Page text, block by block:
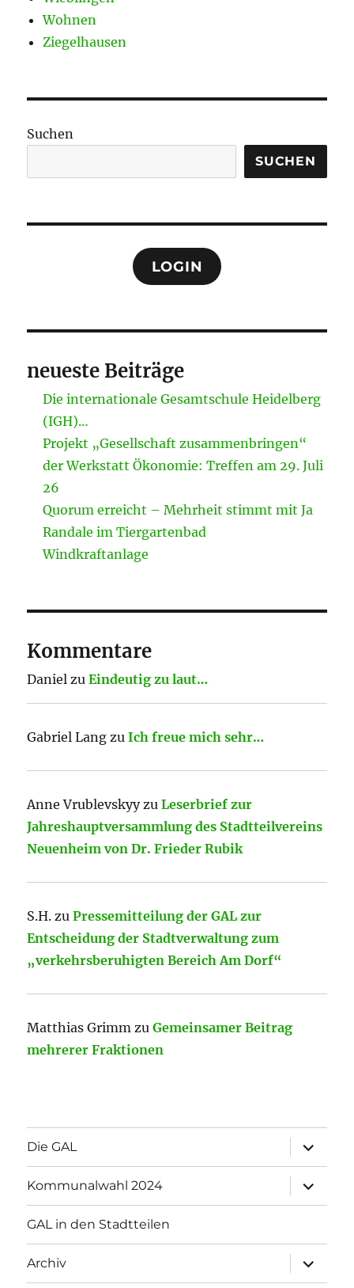
Wohnen
Ziegelhausen
Suchen
SUCHEN
LOGIN
neueste Beiträge
Die internationale Gesamtschule Heidelberg
(IGH)…
Projekt „Gesellschaft zusammenbringen“
der Werkstatt Ökonomie: Treffen am 29. Juli
26
Quorum erreicht – Mehrheit stimmt mit Ja
Randale im Tiergartenbad
Windkraftanlage
Kommentare
Daniel zuEindeutig zu laut…
Gabriel Lang zuIch freue mich sehr…
Anne VrublevskyyzuLeserbrief zur
Jahreshauptversammlung des Stadtteilvereins
Neuenheim von Dr. Frieder Rubik
S.H. zuPressemitteilung der GAL zur
Entscheidung der Stadtverwaltung zum
„verkehrsberuhigten Bereich Am Dorf“
Matthias Grimm zuGemeinsamer Beitrag
mehrerer Fraktionen
Die GAL
öffnen
Kommunalwahl 2024
öffnen
GAL in den Stadtteilen
Archiv
öffnen